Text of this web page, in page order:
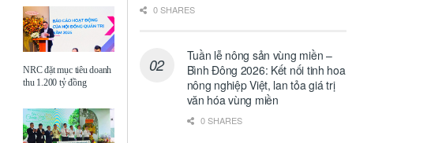
NRC đặt mục tiêu doanh
thu 1.200 tỷ đồng
0 SHARES
Tuần lễ nông sản vùng miền –
Bình Đông 2026: Kết nối tinh hoa
nông nghiệp Việt, lan tỏa giá trị
văn hóa vùng miền
0 SHARES